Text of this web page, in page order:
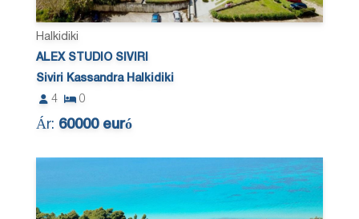
Halkidiki
ALEX STUDIO SIVIRI
Siviri Kassandra Halkidiki
4
0
Ár: 60000 euró